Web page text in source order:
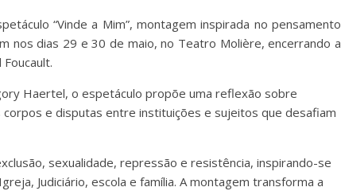
“Vinde a Mim”, montagem inspirada no pensamento
nos dias 29 e 30 de maio, no Teatro Molière, encerrando a
Haertel, o espetáculo propõe uma reflexão sobre
e disputas entre instituições e sujeitos que desafiam
sexualidade, repressão e resistência, inspirando-se
Judiciário, escola e família. A montagem transforma a